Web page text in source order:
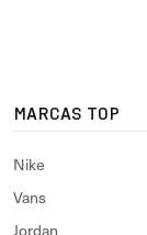
MARCAS TOP
Nike
Vans
Jordan